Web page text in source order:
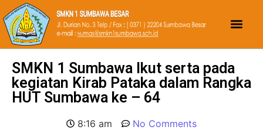
SMKN 1 Sumbawa Ikut serta pada
kegiatan Kirab Pataka dalam Rangka
HUT Sumbawa ke – 64
8:16 am No Comments